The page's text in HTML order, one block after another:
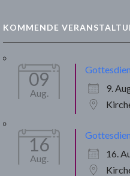
KOMMENDE
09
Aug.
9.
16
Aug.
16.